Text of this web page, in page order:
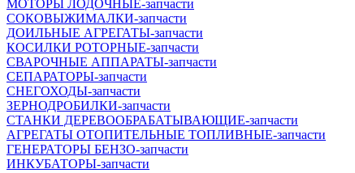
МОТОРЫ ЛОДОЧНЫЕ-запчасти
СОКОВЫЖИМАЛКИ-запчасти
ДОИЛЬНЫЕ АГРЕГАТЫ-запчасти
КОСИЛКИ РОТОРНЫЕ-запчасти
СВАРОЧНЫЕ АППАРАТЫ-запчасти
СЕПАРАТОРЫ-запчасти
СНЕГОХОДЫ-запчасти
ЗЕРНОДРОБИЛКИ-запчасти
СТАНКИ ДЕРЕВООБРАБАТЫВАЮЩИЕ-запчасти
АГРЕГАТЫ ОТОПИТЕЛЬНЫЕ ТОПЛИВНЫЕ-запчасти
ГЕНЕРАТОРЫ БЕНЗО-запчасти
ИНКУБАТОРЫ-запчасти